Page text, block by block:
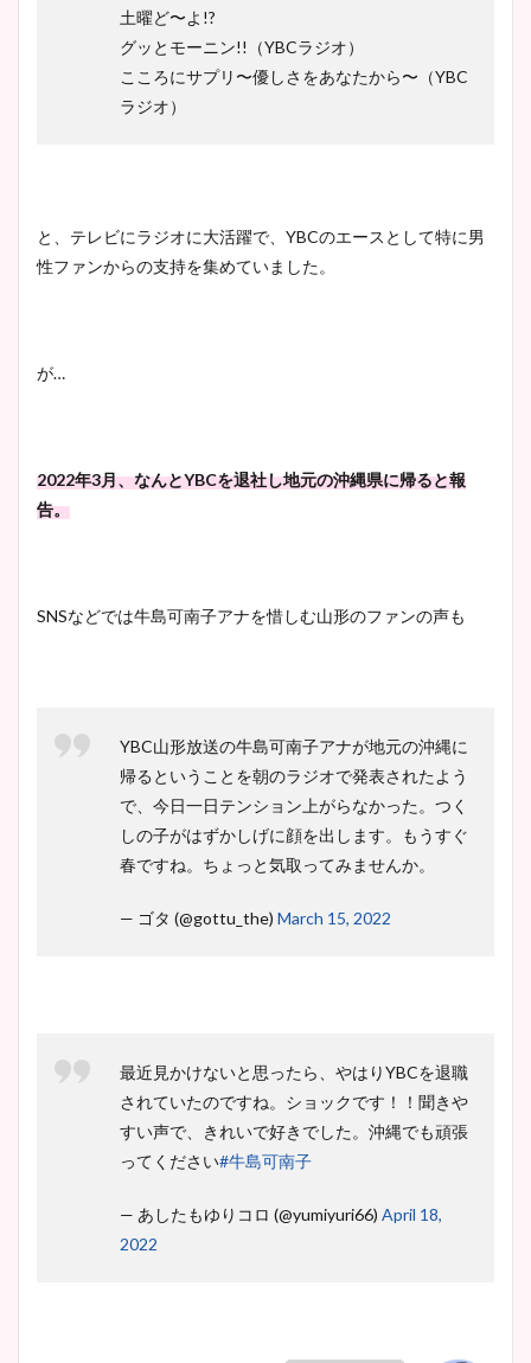
土曜ど〜よ!?
グッとモーニン!!（YBCラジオ）
こころにサプリ〜優しさをあなたから〜（YBC
ラジオ）
と、テレビにラジオに大活躍で、YBCのエースとして特に男
性ファンからの支持を集めていました。
が…
2022年3月、なんとYBCを退社し地元の沖縄県に帰ると報
告。
SNSなどでは牛島可南子アナを惜しむ山形のファンの声も
YBC山形放送の牛島可南子アナが地元の沖縄に
帰るということを朝のラジオで発表されたよう
で、今日一日テンション上がらなかった。つく
しの子がはずかしげに顔を出します。もうすぐ
春ですね。ちょっと気取ってみませんか。
— ゴタ (@gottu_the) March 15, 2022
最近見かけないと思ったら、やはりYBCを退職
されていたのですね。ショックです！！聞きや
すい声で、きれいで好きでした。沖縄でも頑張
ってください#牛島可南子
— あしたもゆりコロ (@yumiyuri66) April 18,
2022